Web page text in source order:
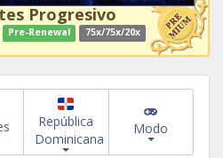
Progresivo
Pre-Renewal 75x/75x/20x
República
Dominicana
Modo